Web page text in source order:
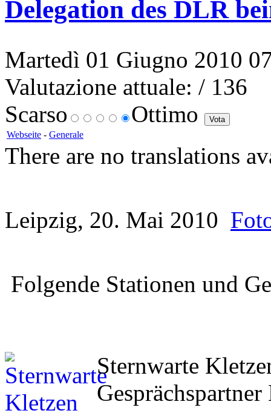
Delegation des DLR
Martedì 01 Giugno 2010
Valutazione attuale: / 136
Scarso
Ottimo
Webseite - Generale
There are no translations
Leipzig, 20. Mai 2010
Folgende Stationen und
Sternwarte